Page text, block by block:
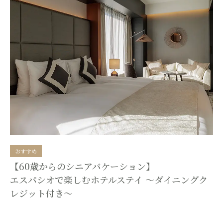
おすすめ
【60歳からのシニアバケーション】
エスパシオで楽しむホテルステイ ～ダイニングク
レジット付き～